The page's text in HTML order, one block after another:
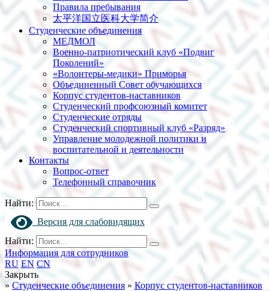
Правила пребывания
太平洋国立医科大学简介
Студенческие объединения
МЕДМОЛ
Военно-патриотический клуб «Подвиг
Поколений»
«Волонтеры-медики» Приморья
Объединенный Совет обучающихся
Корпус студентов-наставников
Студенческий профсоюзный комитет
Студенческие отряды
Студенческий спортивный клуб «Разряд»
Управление молодежной политики и
воспитательной и деятельности
Контакты
Вопрос-ответ
Телефонный справочник
Найти:
Версия для слабовидящих
Найти:
Информация для сотрудников
RU EN CN
Закрыть
» Студенческие объединения » Корпус студентов-наставников